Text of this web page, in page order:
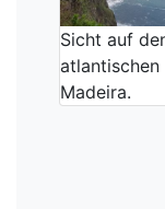
Sicht auf
atlantischen
Madeira.